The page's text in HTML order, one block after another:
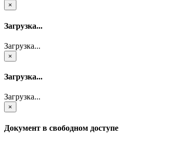
×
Загрузка...
Загрузка...
×
Загрузка...
Загрузка...
×
Документ в свободном доступе